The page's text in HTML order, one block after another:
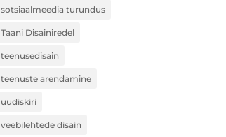
sotsiaalmeedia turundus
Taani Disainiredel
teenusedisain
teenuste arendamine
uudiskiri
veebilehtede disain